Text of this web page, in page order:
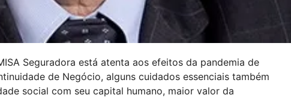
Seguradora está atenta aos efeitos da pandemia de
de Negócio, alguns cuidados essenciais também
social com seu capital humano, maior valor da